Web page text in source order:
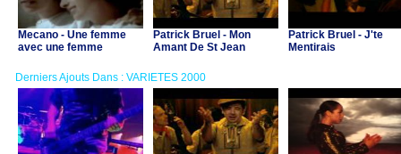
Mecano - Une femme
avec une femme
Patrick Bruel - Mon
Amant De St Jean
Patrick Bruel - J'te
Mentirais
Derniers Ajouts Dans : VARIETES 2000